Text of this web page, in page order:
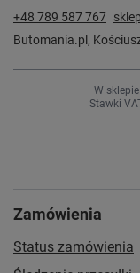
+48 789 587 767
Butomania.pl ,
W
Stawki
Zamówienia
Status zamówienia